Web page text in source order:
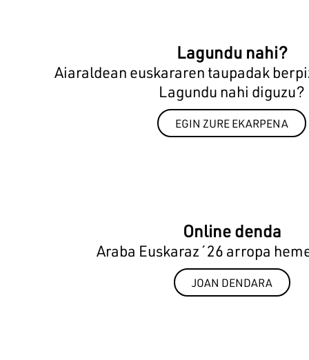
Lagundu nahi?
Aiaraldean euskararen taupadak
Lagundu nahi diguzu?
EGIN ZURE EKARPENA
Online denda
Araba Euskaraz´26 arropa
JOAN DENDARA